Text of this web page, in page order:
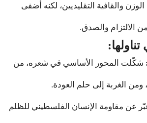
والقافية التقليديين، لكنه أضفى
الالتزام والصدق.
شكّلت المحور الأساسي في شعره، من
ومن الغربة إلى حلم العودة.
عن مقاومة الإنسان الفلسطيني للظلم